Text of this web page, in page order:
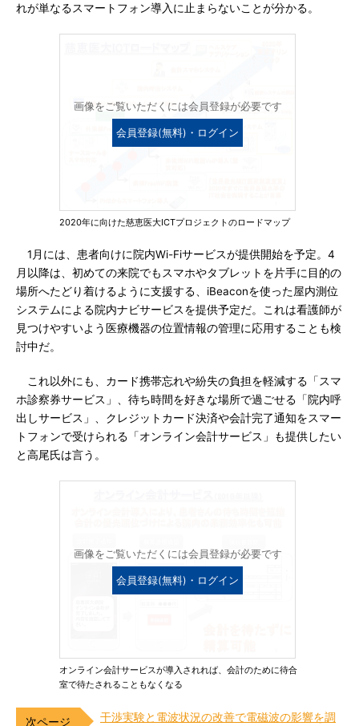
れが単なるスマートフォン導入に止まらないことが分かる。
画像をご覧いただくには会員登録が必要です
会員登録(無料)・ログイン
2020年に向けた慈恵医大ICTプロジェクトのロードマップ
1月には、患者向けに院内Wi-Fiサービスが提供開始を予定。4
月以降は、初めての来院でもスマホやタブレットを片手に目的の
場所へたどり着けるように支援する、iBeaconを使った屋内測位
システムによる院内ナビサービスを提供予定だ。これは看護師が
見つけやすいよう医療機器の位置情報の管理に応用することも検
討中だ。
これ以外にも、カード携帯忘れや紛失の負担を軽減する「スマ
ホ診察券サービス」、待ち時間を好きな場所で過ごせる「院内呼
出しサービス」、クレジットカード決済や会計完了通知をスマー
トフォンで受けられる「オンライン会計サービス」も提供したい
と高尾氏は言う。
画像をご覧いただくには会員登録が必要です
会員登録(無料)・ログイン
オンライン会計サービスが導入されれば、会計のために待合
室で待たされることもなくなる
干渉実験と電波状況の改善で電磁波の影響を調